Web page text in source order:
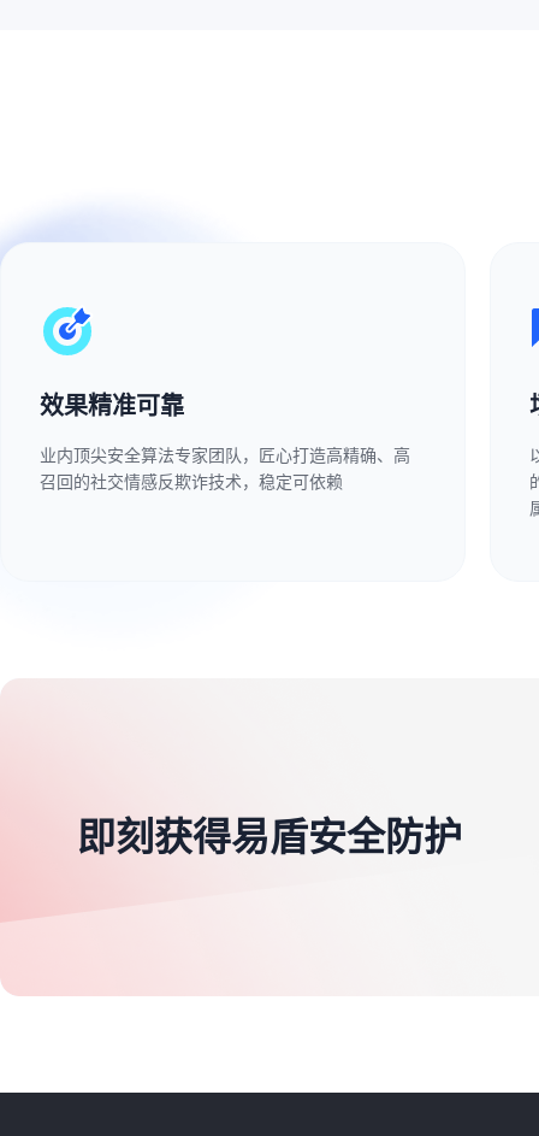
效果精准可靠
业内顶尖安全算法专家团队，匠心打造高精确、高
召回的社交情感反欺诈技术，稳定可依赖
即刻获得易盾安全防护